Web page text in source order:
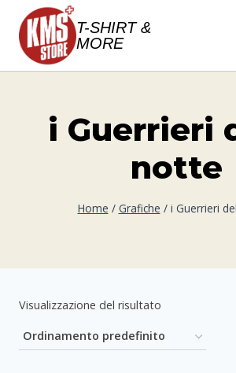
Salta
contenuto
T-SHIRT &
MORE
i Guerrieri
notte
Home / Grafiche / i Guerrieri
Visualizzazione del risultato